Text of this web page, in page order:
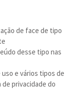
de face de tipo
desse tipo nas
e vários tipos de
privacidade do